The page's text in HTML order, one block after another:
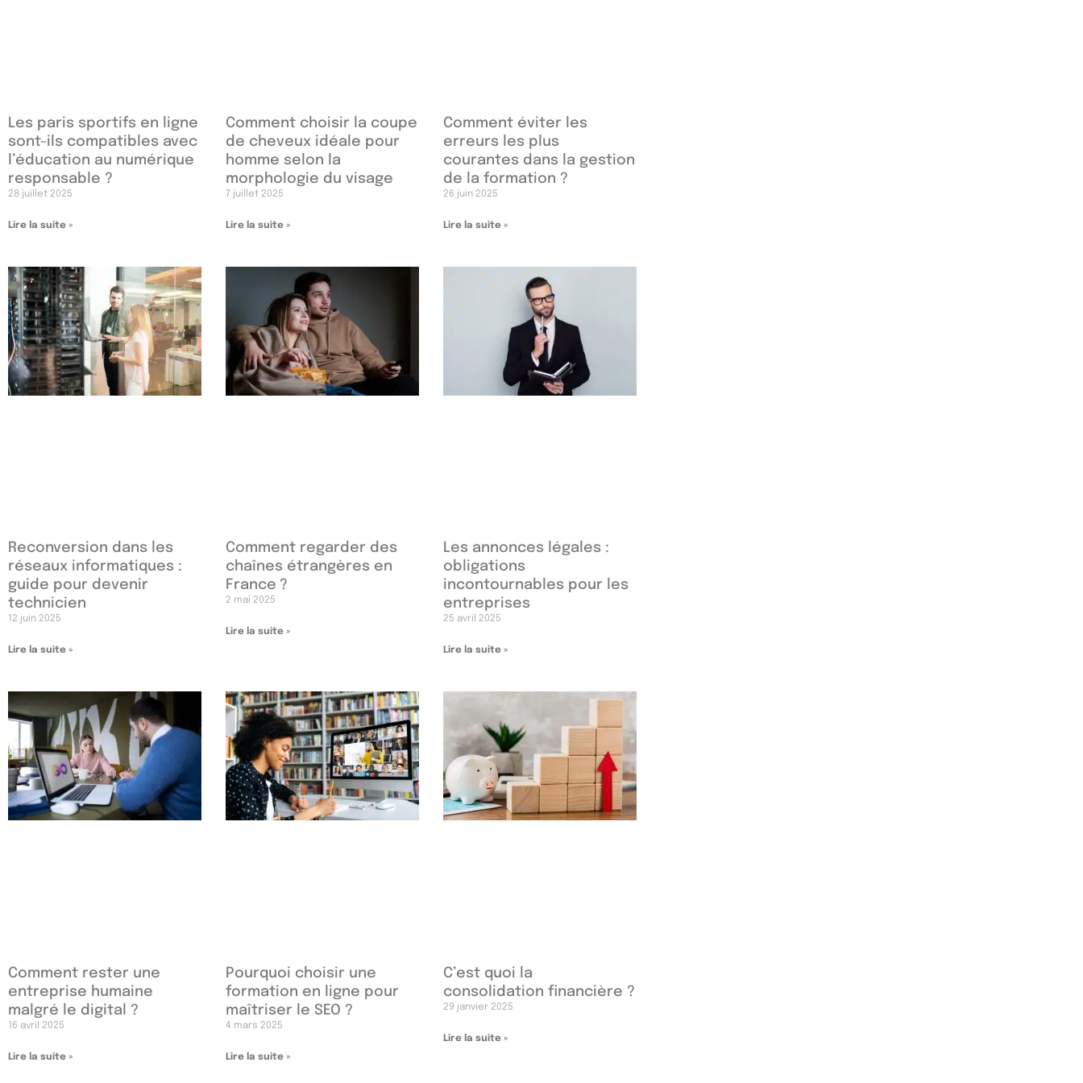
Les paris sportifs en ligne
sont-ils compatibles avec
l’éducation au numérique
responsable ?
28 juillet 2025
Lire la suite »
Comment choisir la coupe
de cheveux idéale pour
homme selon la
morphologie du visage
7 juillet 2025
Lire la suite »
Comment éviter les
erreurs les plus
courantes dans la gestion
de la formation ?
26 juin 2025
Lire la suite »
Reconversion dans les
réseaux informatiques :
guide pour devenir
technicien
12 juin 2025
Lire la suite »
Comment regarder des
chaînes étrangères en
France ?
2 mai 2025
Lire la suite »
Les annonces légales :
obligations
incontournables pour les
entreprises
25 avril 2025
Lire la suite »
Comment rester une
entreprise humaine
malgré le digital ?
16 avril 2025
Lire la suite »
Pourquoi choisir une
formation en ligne pour
maîtriser le SEO ?
4 mars 2025
Lire la suite »
C’est quoi la
consolidation financière ?
29 janvier 2025
Lire la suite »